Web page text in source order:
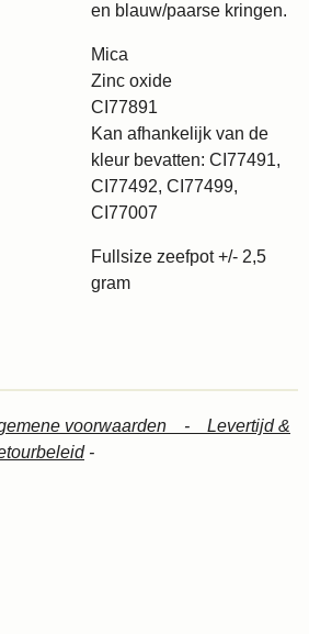
en blauw/paarse kringen.
Mica
Zinc oxide
CI77891
Kan afhankelijk van de
kleur bevatten: CI77491,
CI77492, CI77499,
CI77007
Fullsize zeefpot +/- 2,5
gram
voorwaarden - Levertijd &
-